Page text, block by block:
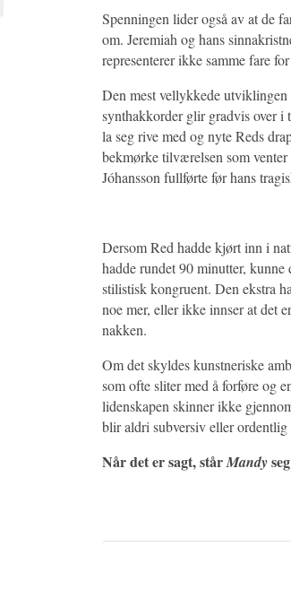
Spenningen lider også av at de
om. Jeremiah og hans
representerer ikke samme fare
Den mest vellykkede
synthakkorder glir gradvis over i
la seg rive med og nyte Reds
bekmørke tilværelsen som venter
Jóhansson fullførte før hans
Dersom Red hadde kjørt inn i
hadde rundet 90 minutter,
stilistisk kongruent. Den ekstra
noe mer, eller ikke innser at det
nakken.
Om det skyldes kunstneriske
som ofte sliter med å forføre og
lidenskapen skinner ikke
blir aldri subversiv eller
Når det er sagt, stårMandy